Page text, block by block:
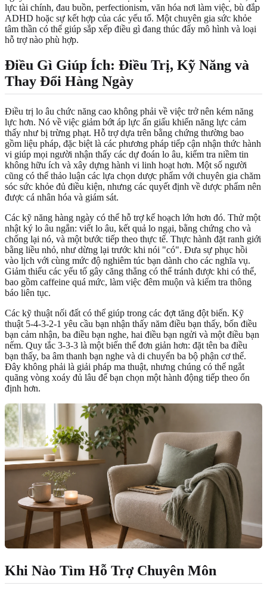
lực tài chính, đau buồn, perfectionism, văn hóa nơi làm việc, bù đắp
ADHD hoặc sự kết hợp của các yếu tố. Một chuyên gia sức khỏe
tâm thần có thể giúp sắp xếp điều gì đang thúc đẩy mô hình và loại
hỗ trợ nào phù hợp.
Điều Gì Giúp Ích: Điều Trị, Kỹ Năng và
Thay Đổi Hàng Ngày
Điều trị lo âu chức năng cao không phải về việc trở nên kém năng
lực hơn. Nó về việc giảm bớt áp lực ẩn giấu khiến năng lực cảm
thấy như bị trừng phạt. Hỗ trợ dựa trên bằng chứng thường bao
gồm liệu pháp, đặc biệt là các phương pháp tiếp cận nhận thức hành
vi giúp mọi người nhận thấy các dự đoán lo âu, kiểm tra niềm tin
không hữu ích và xây dựng hành vi linh hoạt hơn. Một số người
cũng có thể thảo luận các lựa chọn dược phẩm với chuyên gia chăm
sóc sức khỏe đủ điều kiện, nhưng các quyết định về dược phẩm nên
được cá nhân hóa và giám sát.
Các kỹ năng hàng ngày có thể hỗ trợ kế hoạch lớn hơn đó. Thử một
nhật ký lo âu ngắn: viết lo âu, kết quả lo ngại, bằng chứng cho và
chống lại nó, và một bước tiếp theo thực tế. Thực hành đặt ranh giới
bằng liều nhỏ, như dừng lại trước khi nói "có". Đưa sự phục hồi
vào lịch với cùng mức độ nghiêm túc bạn dành cho các nghĩa vụ.
Giảm thiểu các yếu tố gây căng thẳng có thể tránh được khi có thể,
bao gồm caffeine quá mức, làm việc đêm muộn và kiểm tra thông
báo liên tục.
Các kỹ thuật nối đất có thể giúp trong các đợt tăng đột biến. Kỹ
thuật 5-4-3-2-1 yêu cầu bạn nhận thấy năm điều bạn thấy, bốn điều
bạn cảm nhận, ba điều bạn nghe, hai điều bạn ngửi và một điều bạn
nếm. Quy tắc 3-3-3 là một biến thể đơn giản hơn: đặt tên ba điều
bạn thấy, ba âm thanh bạn nghe và di chuyển ba bộ phận cơ thể.
Đây không phải là giải pháp ma thuật, nhưng chúng có thể ngắt
quãng vòng xoáy đủ lâu để bạn chọn một hành động tiếp theo ổn
định hơn.
Khi Nào Tìm Hỗ Trợ Chuyên Môn